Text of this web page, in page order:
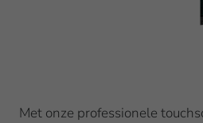
Met onze professionele